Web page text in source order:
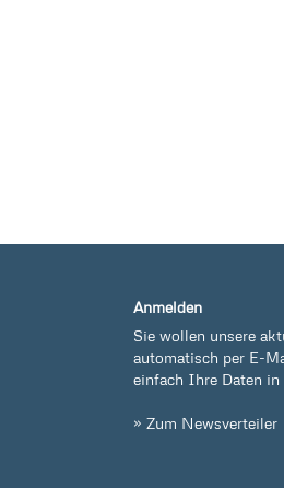
Anmelden
Sie wollen unsere
automatisch per E-
einfach Ihre Daten in
» Zum Newsverteiler